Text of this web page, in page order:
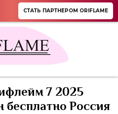
СТАТЬ ПАРТНЕРОМ ORIFLAME
7 2025
бесплатно Россия